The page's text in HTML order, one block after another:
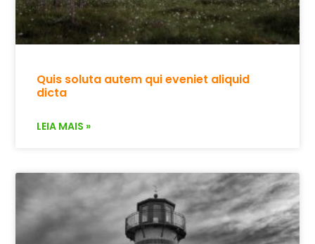
Quis soluta autem qui eveniet aliquid
dicta
LEIA MAIS »